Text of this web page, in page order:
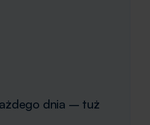
dnia – tuż